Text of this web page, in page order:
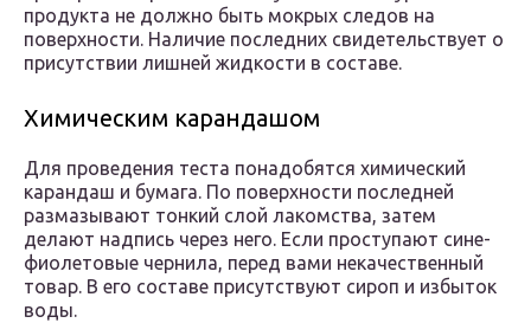
продукта не должно быть мокрых следов на
поверхности. Наличие последних свидетельствует о
присутствии лишней жидкости в составе.
Химическим карандашом
Для проведения теста понадобятся химический
карандаш и бумага. По поверхности последней
размазывают тонкий слой лакомства, затем
делают надпись через него. Если проступают сине-
фиолетовые чернила, перед вами некачественный
товар. В его составе присутствуют сироп и избыток
воды.